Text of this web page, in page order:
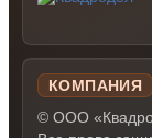
КОМПАНИЯ
© ООО